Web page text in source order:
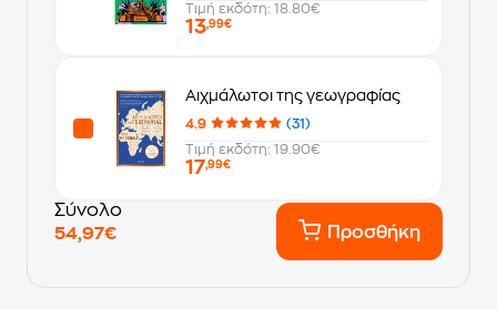
Τιμή εκδότη: 18.80€
13,99€
Αιχμάλωτοι της γεωγραφίας
4.9
(31)
Τιμή εκδότη: 19.90€
17,99€
Σύνολο
54,97€
Προσθήκη